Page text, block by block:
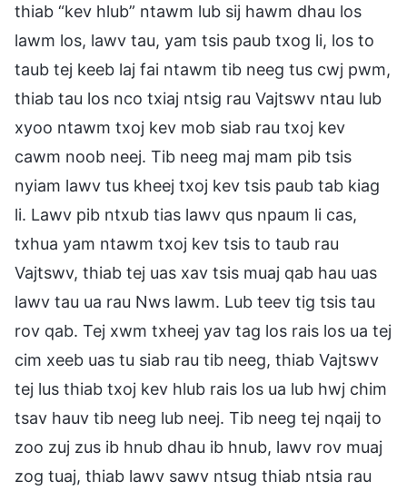
thiab “kev hlub” ntawm lub sij hawm dhau los
lawm los, lawv tau, yam tsis paub txog li, los to
taub tej keeb laj fai ntawm tib neeg tus cwj pwm,
thiab tau los nco txiaj ntsig rau Vajtswv ntau lub
xyoo ntawm txoj kev mob siab rau txoj kev
cawm noob neej. Tib neeg maj mam pib tsis
nyiam lawv tus kheej txoj kev tsis paub tab kiag
li. Lawv pib ntxub tias lawv qus npaum li cas,
txhua yam ntawm txoj kev tsis to taub rau
Vajtswv, thiab tej uas xav tsis muaj qab hau uas
lawv tau ua rau Nws lawm. Lub teev tig tsis tau
rov qab. Tej xwm txheej yav tag los rais los ua tej
cim xeeb uas tu siab rau tib neeg, thiab Vajtswv
tej lus thiab txoj kev hlub rais los ua lub hwj chim
tsav hauv tib neeg lub neej. Tib neeg tej nqaij to
zoo zuj zus ib hnub dhau ib hnub, lawv rov muaj
zog tuaj, thiab lawv sawv ntsug thiab ntsia rau